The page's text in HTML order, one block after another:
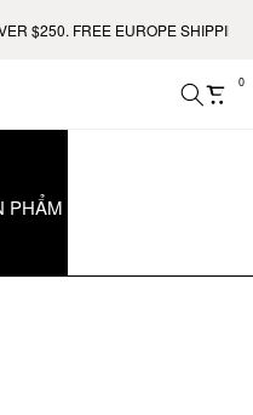
$250. FREE EUROPE SHIPPING
0
PHẨM